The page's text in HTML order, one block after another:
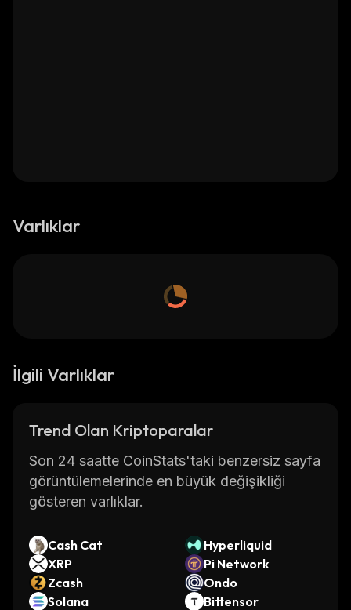
Varlıklar
İlgili Varlıklar
Trend Olan Kriptoparalar
Son 24 saatte CoinStats'taki benzersiz sayfa
görüntülemelerinde en büyük değişikliği
gösteren varlıklar.
Cash Cat
Hyperliquid
XRP
Pi Network
Zcash
Ondo
Solana
Bittensor